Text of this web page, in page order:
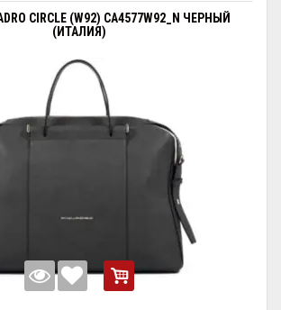
CIRCLE (W92) CA4577W92_N ЧЕРНЫЙ
(ИТАЛИЯ)